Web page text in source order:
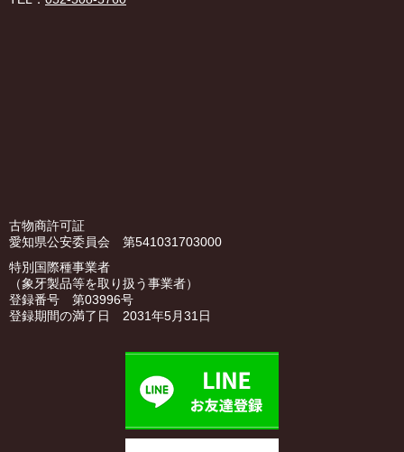
古物商許可証
愛知県公安委員会 第541031703000
特別国際種事業者
（象牙製品等を取り扱う事業者）
登録番号 第03996号
登録期間の満了日 2031年5月31日